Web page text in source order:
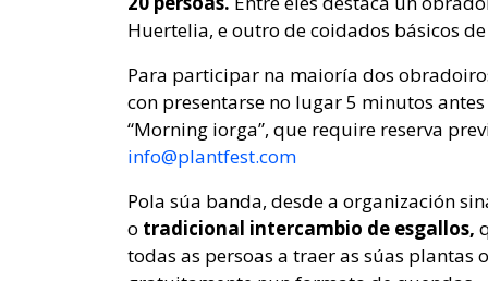
Huertelia, e outro de coidados básicos
Para participar na maioría dos
con presentarse no lugar 5 minutos
“Morning iorga”, que require reserva
info@plantfest.com
Pola súa banda, desde a organización
o tradicional intercambio de esgallos,
todas as persoas a traer as súas